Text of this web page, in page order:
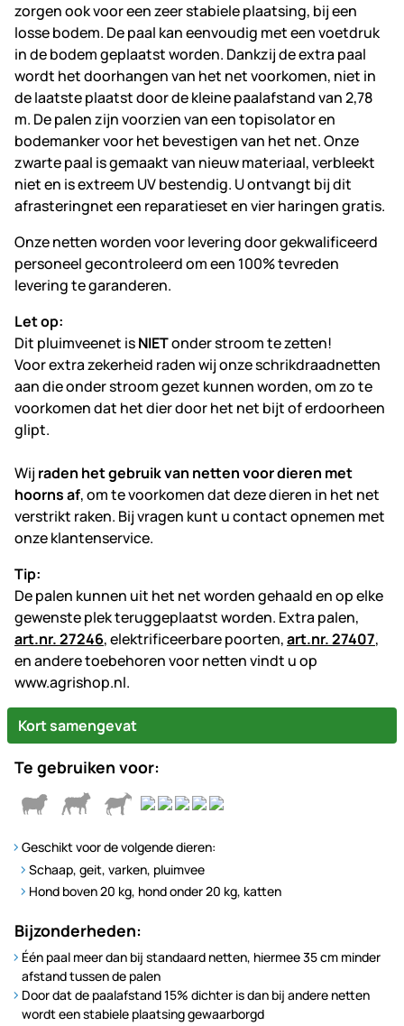
zorgen ook voor een zeer stabiele plaatsing, bij een
losse bodem. De paal kan eenvoudig met een voetdruk
in de bodem geplaatst worden. Dankzij de extra paal
wordt het doorhangen van het net voorkomen, niet in
de laatste plaatst door de kleine paalafstand van 2,78
m. De palen zijn voorzien van een topisolator en
bodemanker voor het bevestigen van het net. Onze
zwarte paal is gemaakt van nieuw materiaal, verbleekt
niet en is extreem UV bestendig. U ontvangt bij dit
afrasteringnet een reparatieset en vier haringen gratis.
Onze netten worden voor levering door gekwalificeerd
personeel gecontroleerd om een 100% tevreden
levering te garanderen.
Let op:
Dit pluimveenet isNIETonder stroom te zetten!
Voor extra zekerheid raden wij onze schrikdraadnetten
aan die onder stroom gezet kunnen worden, om zo te
voorkomen dat het dier door het net bijt of erdoorheen
glipt.
Wij raden het gebruik van netten voor dieren met
hoorns af, om te voorkomen dat deze dieren in het net
verstrikt raken. Bij vragen kunt u contact opnemen met
onze klantenservice.
Tip:
De palen kunnen uit het net worden gehaald en op elke
gewenste plek teruggeplaatst worden. Extra palen,
art.nr. 27246, elektrificeerbare poorten,art.nr. 27407,
en andere toebehoren voor netten vindt u op
www.agrishop.nl.
Kort samengevat
Te gebruiken voor:
Geschikt voor de volgende dieren:
Schaap, geit, varken, pluimvee
Hond boven 20 kg, hond onder 20 kg, katten
Bijzonderheden:
Één paal meer dan bij standaard netten, hiermee 35 cm minder
afstand tussen de palen
Door dat de paalafstand 15% dichter is dan bij andere netten
wordt een stabiele plaatsing gewaarborgd